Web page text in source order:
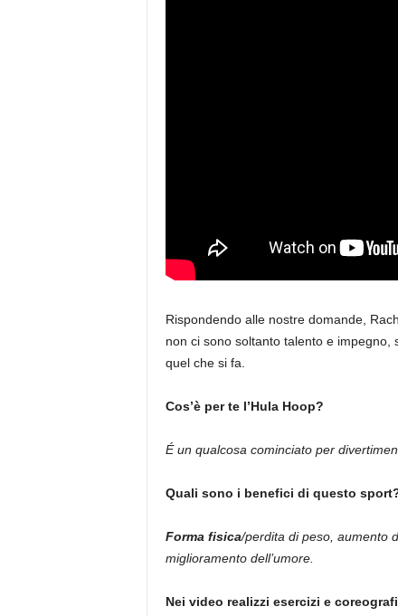
Rispondendo alle nostre domande,
non ci sono soltanto talento e impegno,
quel che si fa.
Cos’è per te l’Hula Hoop?
É un qualcosa cominciato per
Quali sono i benefici di questo
Forma fisica/perdita di peso, aumento
miglioramento dell’umore.
Nei video realizzi esercizi e